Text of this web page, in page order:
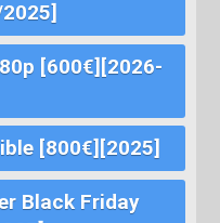
[600€][2026-
[800€][2025]
Black Friday